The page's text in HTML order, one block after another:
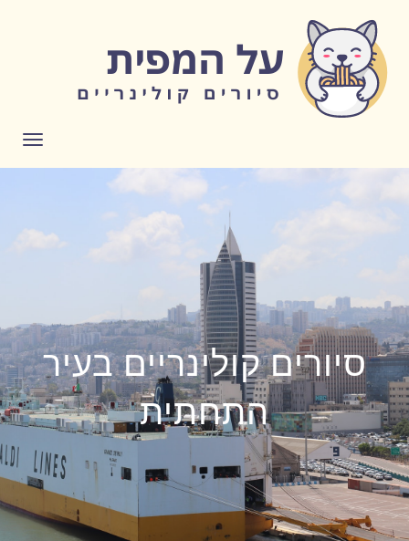
סיורים קולינריים בעיר
התחתית